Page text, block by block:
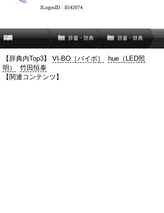
JLogosID : 8542074
辞書・辞典 辞書・辞典
【辞典内Top3】 VI-BO［バイボ］
hue（LED照
明）
竹田恒泰
【関連コンテンツ】